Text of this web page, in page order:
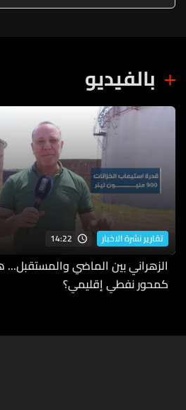
بالفيديو
تقارير نشرة الاخبار 14:22
الزهراني بين الماضي
كمحور نفطي إقليمي؟